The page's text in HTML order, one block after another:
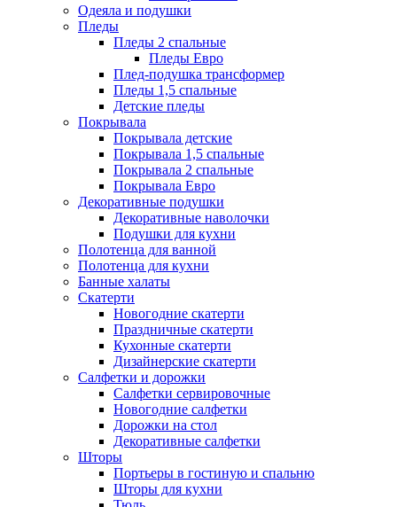
Одеяла и подушки
Пледы
Пледы 2 спальные
Пледы Евро
Плед-подушка трансформер
Пледы 1,5 спальные
Детские пледы
Покрывала
Покрывала детские
Покрывала 1,5 спальные
Покрывала 2 спальные
Покрывала Евро
Декоративные подушки
Декоративные наволочки
Подушки для кухни
Полотенца для ванной
Полотенца для кухни
Банные халаты
Скатерти
Новогодние скатерти
Праздничные скатерти
Кухонные скатерти
Дизайнерские скатерти
Салфетки и дорожки
Салфетки сервировочные
Новогодние салфетки
Дорожки на стол
Декоративные салфетки
Шторы
Портьеры в гостиную и спальню
Шторы для кухни